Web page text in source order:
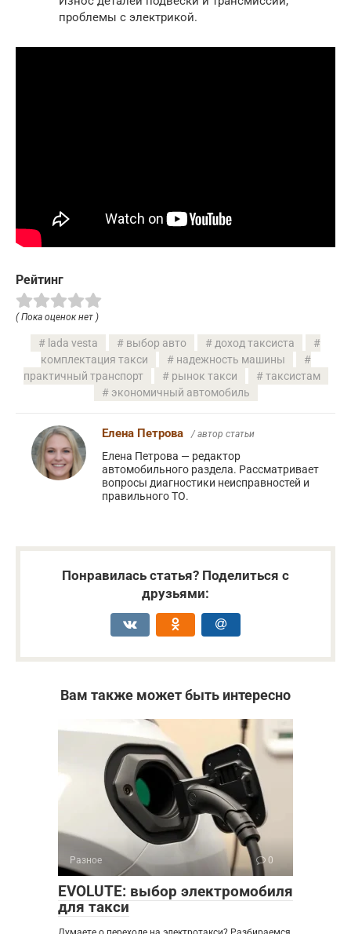
проблемы с электрикой.
Рейтинг
( Пока оценок нет )
lada vesta выбор авто
доход таксиста
комплектация такси
надежность машины
практичный транспорт
рынок такси
таксистам
экономичный автомобиль
Елена Петрова / автор статьи
Елена Петрова — редактор
автомобильного раздела. Рассматривает
вопросы диагностики неисправностей и
правильного ТО.
Понравилась статья? Поделиться с
друзьями:
Вам также может быть интересно
Разное 0
EVOLUTE: выбор электромобиля
для такси